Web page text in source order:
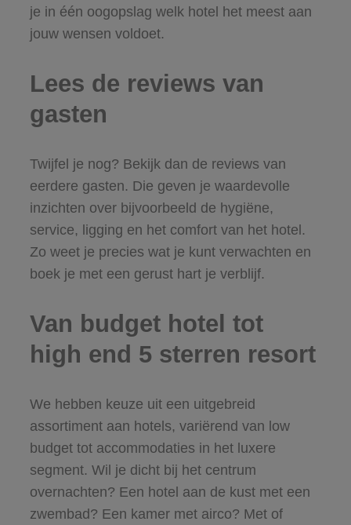
je in één oogopslag welk hotel het meest aan
jouw wensen voldoet.
Lees de reviews van
gasten
Twijfel je nog? Bekijk dan de reviews van
eerdere gasten. Die geven je waardevolle
inzichten over bijvoorbeeld de hygiëne,
service, ligging en het comfort van het hotel.
Zo weet je precies wat je kunt verwachten en
boek je met een gerust hart je verblijf.
Van budget hotel tot
high end 5 sterren resort
We hebben keuze uit een uitgebreid
assortiment aan hotels, variërend van low
budget tot accommodaties in het luxere
segment. Wil je dicht bij het centrum
overnachten? Een hotel aan de kust met een
zwembad? Een kamer met airco? Met of